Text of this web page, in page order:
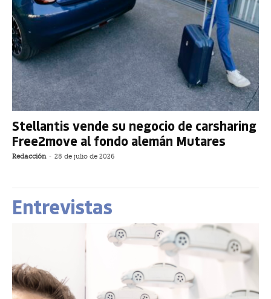
Stellantis vende su negocio de carsharing
Free2move al fondo alemán Mutares
Redacción - 28 de julio de 2026
Entrevistas